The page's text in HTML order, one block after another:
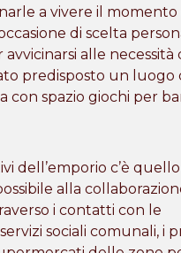
a vivere il momento
di scelta
alle necessità
predisposto un luogo
con spazio giochi per
dell’emporio c’è
alla
i contatti con le
sociali comunali, i